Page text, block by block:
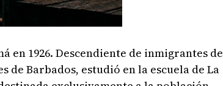
en 1926. Descendiente de inmigrantes de
Barbados, estudió en la escuela de La